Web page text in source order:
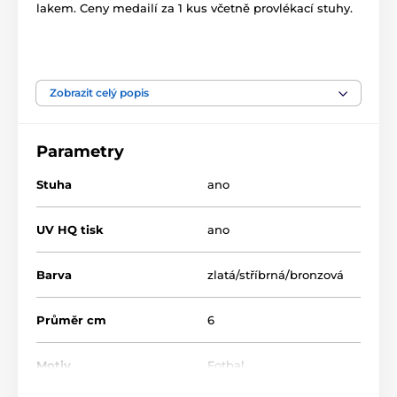
lakem. Ceny medailí za 1 kus včetně provlékací stuhy.
Medaile MDLMID
Zobrazit celý popis
Parametry
Stuha ano
UV HQ tisk ano
Barva zlatá/stříbrná/bronzová
Průměr cm 6
Motiv Fotbal